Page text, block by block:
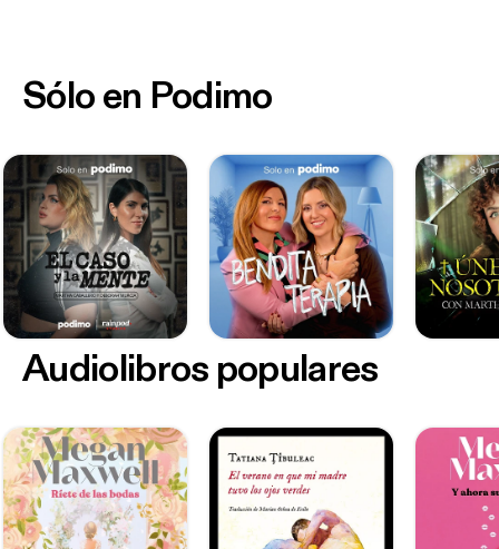
Sólo en Podimo
Audiolibros populares